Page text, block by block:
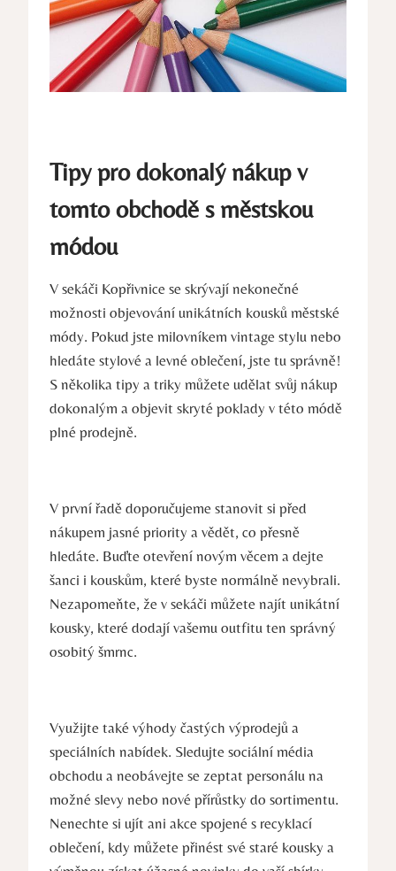
Tipy pro dokonalý nákup v
tomto obchodě s městskou
módou
V sekáči Kopřivnice se skrývají nekonečné
možnosti objevování unikátních kousků městské
módy. Pokud jste milovníkem vintage stylu nebo
hledáte stylové a levné oblečení, jste tu správně!
S několika tipy a triky můžete udělat svůj nákup
dokonalým a objevit skryté poklady v této módě
plné prodejně.
V první řadě doporučujeme stanovit si před
nákupem jasné priority a vědět, co přesně
hledáte. Buďte otevření novým věcem a dejte
šanci i kouskům, které byste normálně nevybrali.
Nezapomeňte, že v sekáči můžete najít unikátní
kousky, které dodají vašemu outfitu ten správný
osobitý šmrnc.
Využijte také výhody častých výprodejů a
speciálních nabídek. Sledujte sociální média
obchodu a neobávejte se zeptat personálu na
možné slevy nebo nové přírůstky do sortimentu.
Nenechte si ujít ani akce spojené s recyklací
oblečení, kdy můžete přinést své staré kousky a